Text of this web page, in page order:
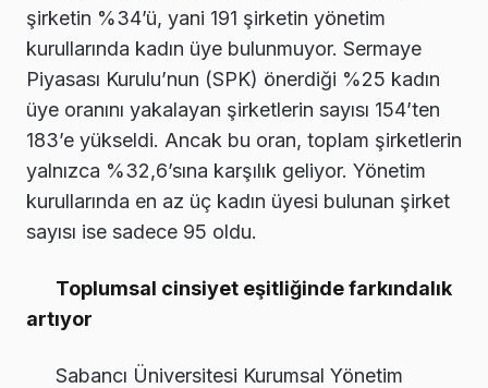
şirketin %34’ü, yani 191 şirketin yönetim
kurullarında kadın üye bulunmuyor. Sermaye
Piyasası Kurulu’nun (SPK) önerdiği %25 kadın
üye oranını yakalayan şirketlerin sayısı 154’ten
183’e yükseldi. Ancak bu oran, toplam şirketlerin
yalnızca %32,6’sına karşılık geliyor. Yönetim
kurullarında en az üç kadın üyesi bulunan şirket
sayısı ise sadece 95 oldu.
Toplumsal cinsiyet eşitliğinde farkındalık
artıyor
Sabancı Üniversitesi Kurumsal Yönetim